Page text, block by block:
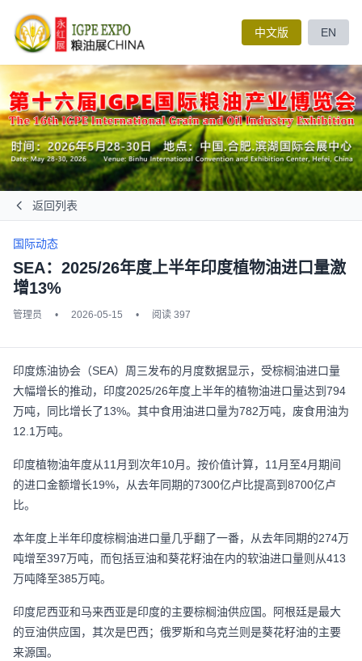
中文版 EN
返回列表
国际动态
SEA：2025/26年度上半年印度植物油进口量激
增13%
管理员 • 2026-05-15 • 阅读 397
印度炼油协会（SEA）周三发布的月度数据显示，受棕榈油进口量
大幅增长的推动，印度2025/26年度上半年的植物油进口量达到794
万吨，同比增长了13%。其中食用油进口量为782万吨，废食用油为
12.1万吨。
印度植物油年度从11月到次年10月。按价值计算，11月至4月期间
的进口金额增长19%，从去年同期的7300亿卢比提高到8700亿卢
比。
本年度上半年印度棕榈油进口量几乎翻了一番，从去年同期的274万
吨增至397万吨，而包括豆油和葵花籽油在内的软油进口量则从413
万吨降至385万吨。
印度尼西亚和马来西亚是印度的主要棕榈油供应国。阿根廷是最大
的豆油供应国，其次是巴西；俄罗斯和乌克兰则是葵花籽油的主要
来源国。